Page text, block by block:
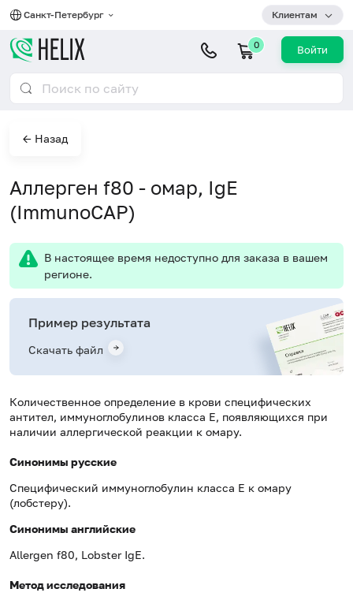
Санкт-Петербург Клиентам
0 Войти
← Назад
Аллерген f80 - омар, IgE
(ImmunoCAP)
Количественное определение в крови специфических
антител, иммуноглобулинов класса E, появляющихся при
наличии аллергической реакции к омару.
Синонимы русские
Специфический иммуноглобулин класса Е к омару
(лобстеру).
Синонимы английские
Allergen f80, Lobster IgE.
Метод исследования
В настоящее время недоступно для заказа в вашем
регионе.
Пример результата
Скачать файл